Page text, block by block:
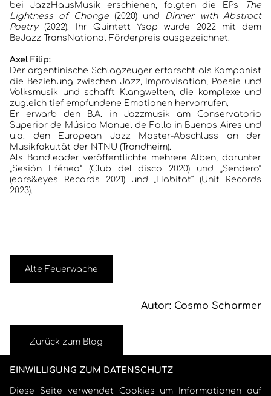
bei JazzHausMusik erschienen, folgten die EPs
The
Lightness of Change(2020) und Dinner with Abstract
Poetry(2022). Ihr Quintett Ysop wurde 2022 mit dem
BeJazz TransNational Förderpreis ausgezeichnet.
Axel Filip:
Der argentinische Schlagzeuger erforscht als Komponist
die Beziehung zwischen Jazz, Improvisation, Poesie und
Volksmusik und schafft Klangwelten, die komplexe und
zugleich tief empfundene Emotionen hervorrufen.
Er erwarb den B.A. in Jazzmusik am Conservatorio
Superior de Música Manuel de Falla in Buenos Aires und
u.a. den European Jazz Master-Abschluss an der
Musikfakultät der NTNU (Trondheim).
Als Bandleader veröffentlichte mehrere Alben, darunter
„Sesión Efénea“ (Club del disco 2020) und „Sendero“
(ears&eyes Records 2021) und „Habitat“ (Unit Records
2023).
Alte Feuerwache
Autor: Cosmo Scharmer
Zurück zum Blog
EINWILLIGUNG ZUM DATENSCHUTZ
Diese Seite verwendet Cookies um Informationen auf